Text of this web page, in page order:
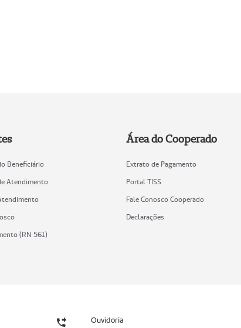
Beneficiário
Atendimento
(RN 561)
Área do Cooperado
Extrato de Pagamento
Portal TISS
Fale Conosco Cooperado
Declarações
Ouvidoria